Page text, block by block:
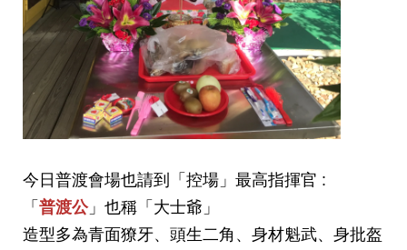
今日普渡會場也請到「控場」最高指揮官 :
「 普渡公」也稱「大士爺」
造型多為青面獠牙、頭生二角、身材魁武、身批盔